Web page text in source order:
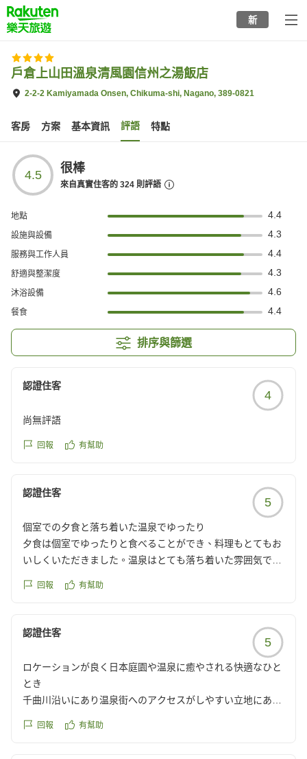
to
top
page
新
戶倉上山田溫泉清風園信州之湯飯店
2-2-2 Kamiyamada Onsen, Chikuma-shi, Nagano, 389-0821
客房 方案 基本資訊 評語 特點
4.5 很棒
來自真實住客的 324 則評語
地點 4.4
設施與設備 4.3
服務與工作人員 4.4
舒適與整潔度 4.3
沐浴設備 4.6
餐食 4.4
排序與篩選
認證住客
4
尚無評語
回報 有幫助
認證住客
5
個室での夕食と落ち着いた温泉でゆったり
夕食は個室でゆったりと食べることができ、料理もとてもお
いしくいただきました。温泉はとても落ち着いた雰囲気でこ
クチコミの詳細はこちらから
reviewId=33123478407829
回報 有幫助
認證住客
5
ロケーションが良く日本庭園や温泉に癒やされる快適なひと
とき
千曲川沿いにあり温泉街へのアクセスがしやすい立地にあり
エントランスはもちろん、部屋も広く、眺めも良かったで
回報 有幫助